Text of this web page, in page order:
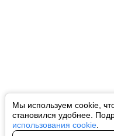
Мы используем cookie,
становился удобнее.
использования cookie